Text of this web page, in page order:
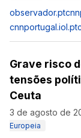
observador.pt
cnnportugal.iol.pt
Grave risco
tensões
Ceuta
3 de agosto de
Europeia